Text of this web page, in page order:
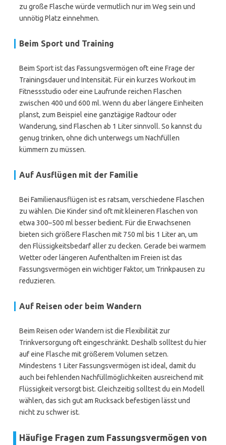
zu große Flasche würde vermutlich nur im Weg sein und
unnötig Platz einnehmen.
Beim Sport und Training
Beim Sport ist das Fassungsvermögen oft eine Frage der
Trainingsdauer und Intensität. Für ein kurzes Workout im
Fitnessstudio oder eine Laufrunde reichen Flaschen
zwischen 400 und 600 ml. Wenn du aber längere Einheiten
planst, zum Beispiel eine ganztägige Radtour oder
Wanderung, sind Flaschen ab 1 Liter sinnvoll. So kannst du
genug trinken, ohne dich unterwegs um Nachfüllen
kümmern zu müssen.
Auf Ausflügen mit der Familie
Bei Familienausflügen ist es ratsam, verschiedene Flaschen
zu wählen. Die Kinder sind oft mit kleineren Flaschen von
etwa 300–500 ml besser bedient. Für die Erwachsenen
bieten sich größere Flaschen mit 750 ml bis 1 Liter an, um
den Flüssigkeitsbedarf aller zu decken. Gerade bei warmem
Wetter oder längeren Aufenthalten im Freien ist das
Fassungsvermögen ein wichtiger Faktor, um Trinkpausen zu
reduzieren.
Auf Reisen oder beim Wandern
Beim Reisen oder Wandern ist die Flexibilität zur
Trinkversorgung oft eingeschränkt. Deshalb solltest du hier
auf eine Flasche mit größerem Volumen setzen.
Mindestens 1 Liter Fassungsvermögen ist ideal, damit du
auch bei fehlenden Nachfüllmöglichkeiten ausreichend mit
Flüssigkeit versorgt bist. Gleichzeitig solltest du ein Modell
wählen, das sich gut am Rucksack befestigen lässt und
nicht zu schwer ist.
Häufige Fragen zum Fassungsvermögen von